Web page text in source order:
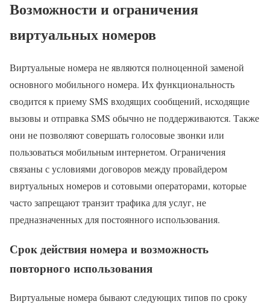
Возможности и ограничения
виртуальных номеров
Виртуальные номера не являются полноценной заменой
основного мобильного номера. Их функциональность
сводится к приему SMS входящих сообщений, исходящие
вызовы и отправка SMS обычно не поддерживаются. Также
они не позволяют совершать голосовые звонки или
пользоваться мобильным интернетом. Ограничения
связаны с условиями договоров между провайдером
виртуальных номеров и сотовыми операторами, которые
часто запрещают транзит трафика для услуг, не
предназначенных для постоянного использования.
Срок действия номера и возможность
повторного использования
Виртуальные номера бывают следующих типов по сроку